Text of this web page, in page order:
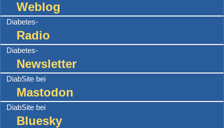
Weblog
Diabetes-
Radio
Diabetes-
Newsletter
DiabSite bei
Mastodon
DiabSite bei
Bluesky